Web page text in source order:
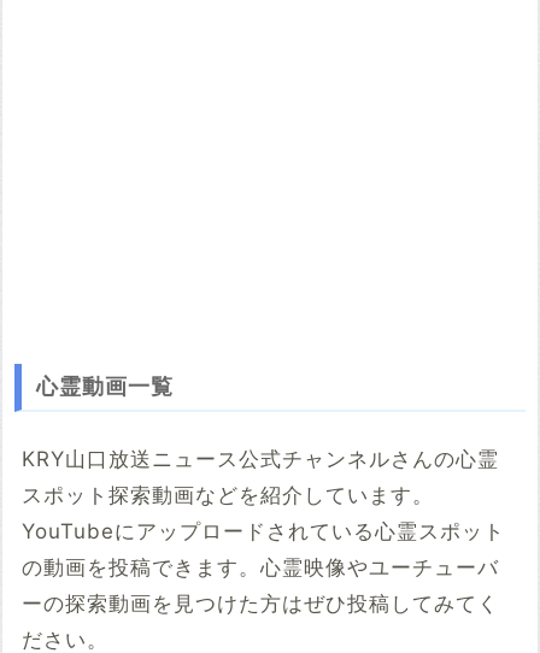
心霊動画一覧
KRY山口放送ニュース公式チャンネルさんの心霊
スポット探索動画などを紹介しています。
YouTubeにアップロードされている心霊スポット
の動画を投稿できます。心霊映像やユーチューバ
ーの探索動画を見つけた方はぜひ投稿してみてく
ださい。